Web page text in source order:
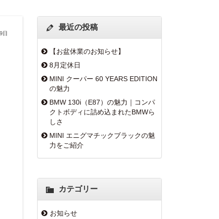
日
最近の投稿
【お盆休業のお知らせ】
8月定休日
MINI クーパー 60 YEARS EDITION
の魅力
BMW 130i（E87）の魅力｜コンパ
クトボディに詰め込まれたBMWら
しさ
MINI エニグマチックブラックの魅
力をご紹介
カテゴリー
お知らせ